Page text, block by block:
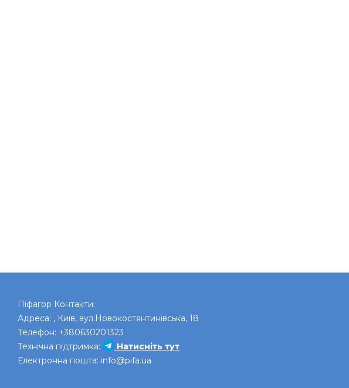
Піфагор Контакти:
Адреса: , Київ, вул.Новокостянтинівська, 18
Телефон: +380630201323
Технічна підтримка:
Натисніть тут
Електронна пошта: info@pifa.ua